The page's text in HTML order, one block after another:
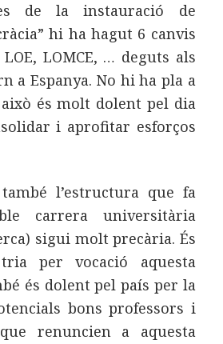
de la instauració de
hi ha hagut 6 canvis
LOMCE, … deguts als
a Espanya. No hi ha pla a
és molt dolent pel dia
i aprofitar esforços
l’estructura que fa
carrera universitària
sigui molt precària. És
per vocació aquesta
és dolent pel país per la
bons professors i
renuncien a aquesta